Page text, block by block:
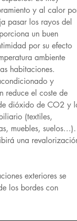
y al calor
pasar los rayos del
un buen
por su efecto
ambiente
habitaciones.
y
reduce el coste de
dióxido de CO2 y
(textiles,
muebles, suelos…).
una
exteriores se
los bordes con